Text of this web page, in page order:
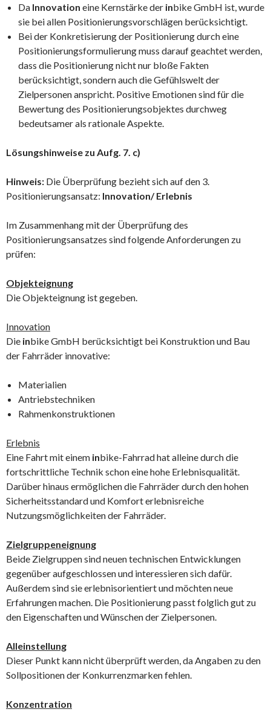
Da Innovation eine Kernstärke der inbike GmbH ist, wurde
sie bei allen Positionierungsvorschlägen berücksichtigt.
Bei der Konkretisierung der Positionierung durch eine
Positionierungsformulierung muss darauf geachtet werden,
dass die Positionierung nicht nur bloße Fakten
berücksichtigt, sondern auch die Gefühlswelt der
Zielpersonen anspricht. Positive Emotionen sind für die
Bewertung des Positionierungsobjektes durchweg
bedeutsamer als rationale Aspekte.
Lösungshinweise zu Aufg. 7. c)
Hinweis: Die Überprüfung bezieht sich auf den 3.
Positionierungsansatz: Innovation/ Erlebnis
Im Zusammenhang mit der Überprüfung des
Positionierungsansatzes sind folgende Anforderungen zu
prüfen:
Objekteignung
Die Objekteignung ist gegeben.
Innovation
Die inbike GmbH berücksichtigt bei Konstruktion und Bau
der Fahrräder innovative:
Materialien
Antriebstechniken
Rahmenkonstruktionen
Erlebnis
Eine Fahrt mit einem inbike-Fahrrad hat alleine durch die
fortschrittliche Technik schon eine hohe Erlebnisqualität.
Darüber hinaus ermöglichen die Fahrräder durch den hohen
Sicherheitsstandard und Komfort erlebnisreiche
Nutzungsmöglichkeiten der Fahrräder.
Zielgruppeneignung
Beide Zielgruppen sind neuen technischen Entwicklungen
gegenüber aufgeschlossen und interessieren sich dafür.
Außerdem sind sie erlebnisorientiert und möchten neue
Erfahrungen machen. Die Positionierung passt folglich gut zu
den Eigenschaften und Wünschen der Zielpersonen.
Alleinstellung
Dieser Punkt kann nicht überprüft werden, da Angaben zu den
Sollpositionen der Konkurrenzmarken fehlen.
Konzentration